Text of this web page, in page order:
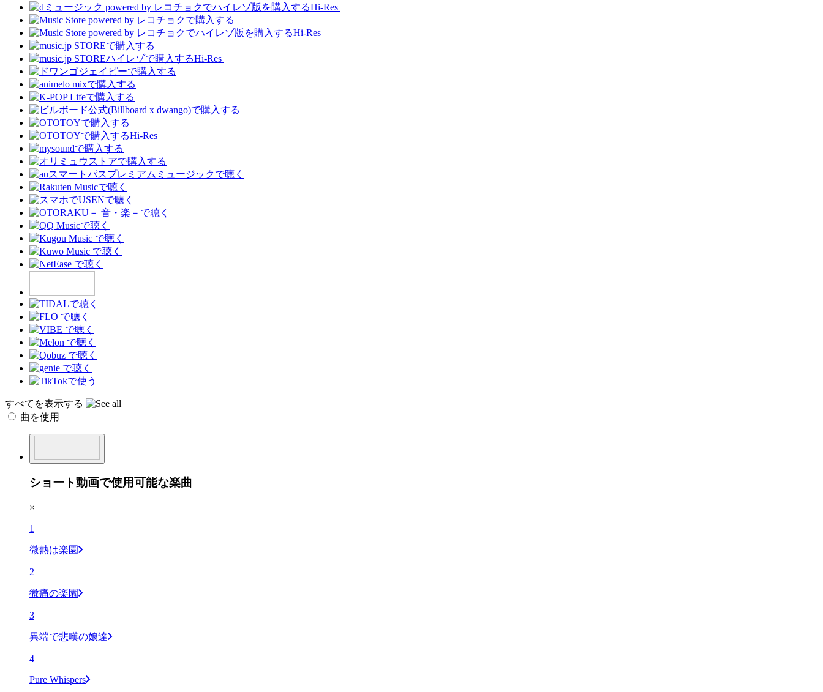
Hi-Res
Hi-Res
Hi-Res
Hi-Res
すべてを表示する
曲を使用
ショート動画で使用可能な楽曲
×
1
微熱は楽園
2
微痛の楽園
3
異端で悲嘆の娘達
4
Pure Whispers